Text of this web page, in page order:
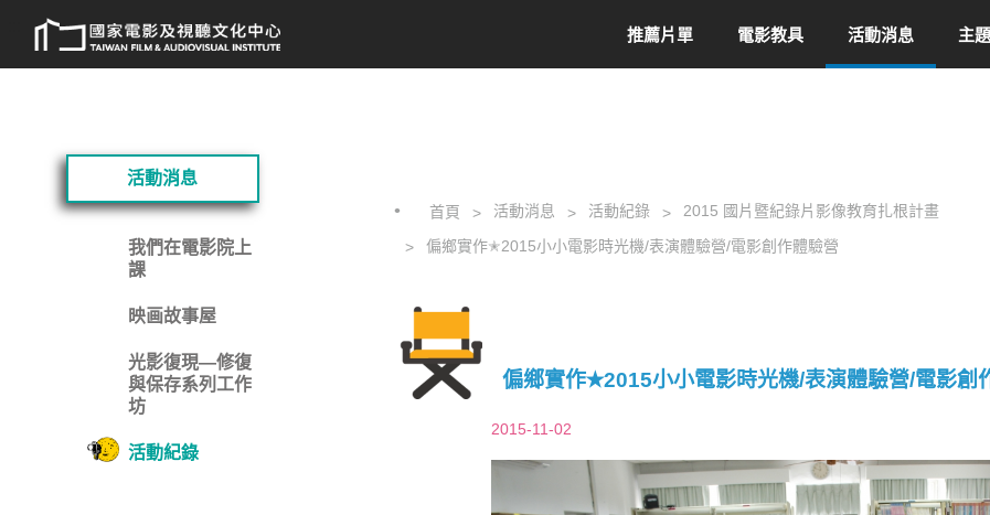
推薦片單 電影教具 活動消息 主
活動消息
我們在電影院上
課
映画故事屋
光影復現—修復
與保存系列工作
坊
活動紀錄
首頁 活動消息 活動紀錄
2015 國片暨紀錄片影像教育扎根計畫
偏鄉實作✭2015小小電影時光機/表演體驗營/電影創作體驗營
偏鄉實作✭2015小小電影時光機/表演體驗營/電影創
2015-11-02